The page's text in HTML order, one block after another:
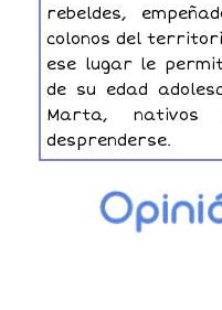
rebeldes,
colonos del
ese lugar le
de su edad
Marta,
desprenderse.